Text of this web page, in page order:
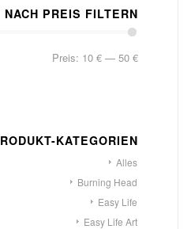
NACH PREIS FILTERN
Preis: 10 €— 50 €
KATEGORIEN
Alles
Burning Head
Easy Life
Easy Life Art